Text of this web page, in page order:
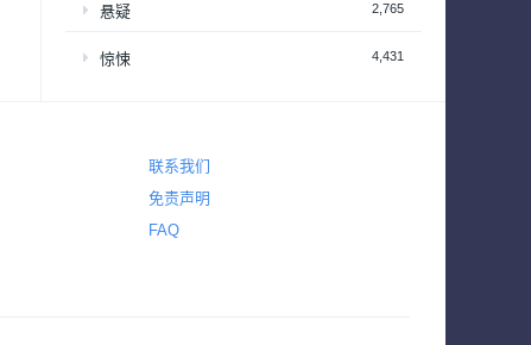
悬疑 2,765
惊悚 4,431
战争与政治
联系我们
免责声明
FAQ